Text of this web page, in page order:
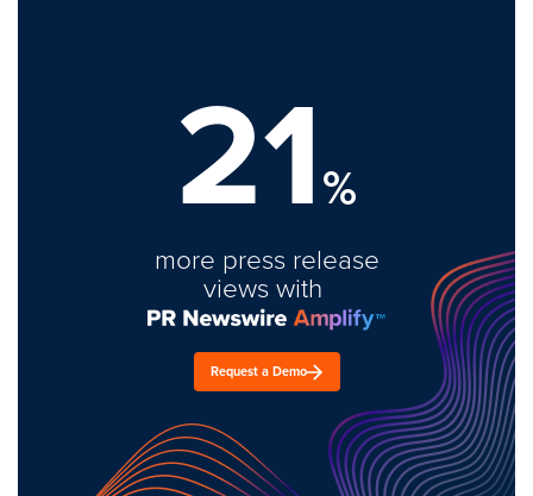
21%
more press release
views with
Request a Demo